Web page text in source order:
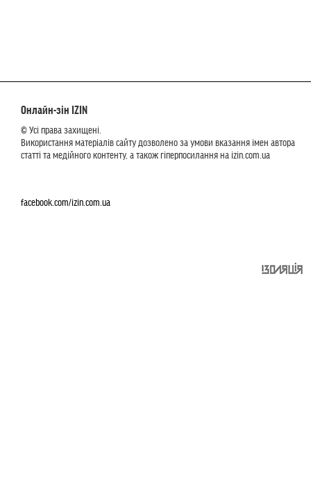
Онлайн-зін IZIN
© Усі права захищені.
Використання матеріалів сайту дозволено за умови вказання імен автора
статті та медійного контенту, а також гіперпосилання на izin.com.ua
facebook.com/izin.com.ua